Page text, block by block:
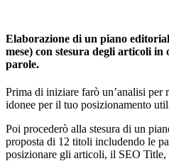
Elaborazione di un piano
mese) con stesura degli articoli in
parole.
Prima di iniziare farò un’analisi per
idonee per il tuo posizionamento
Poi procederò alla stesura di un
proposta di 12 titoli includendo le
posizionare gli articoli, il SEO